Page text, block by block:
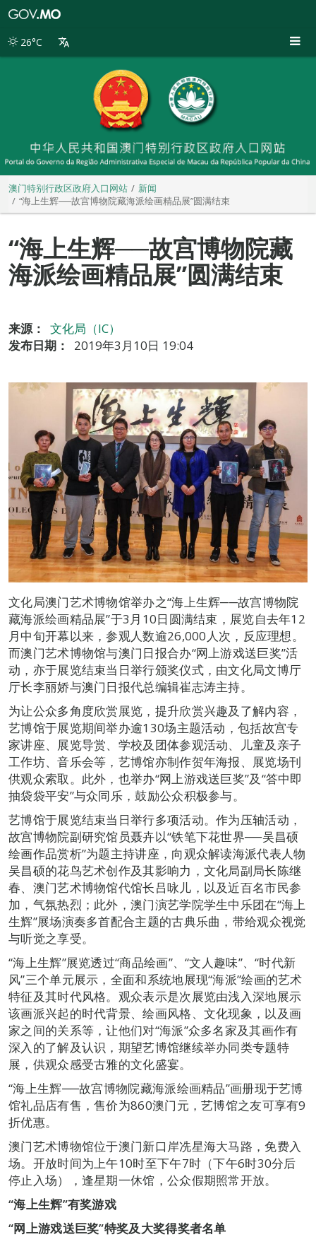
别
26°C
澳门特别行政区政府入口网站
新闻
“海上生辉──故宫博物院藏海派绘画精品展”圆满结束
“海上生辉──故宫博物院藏
海派绘画精品展”圆满结束
来源：
文化局（IC）
发布日期：
2019年3月10日 19:04
文化局澳门艺术博物馆举办之“海上生辉──故宫博物院
藏海派绘画精品展”于3月10日圆满结束，展览自去年12
月中旬开幕以来，参观人数逾26,000人次，反应理想。
而澳门艺术博物馆与澳门日报合办“网上游戏送巨奖”活
动，亦于展览结束当日举行颁奖仪式，由文化局文博厅
厅长李丽娇与澳门日报代总编辑崔志涛主持。
为让公众多角度欣赏展览，提升欣赏兴趣及了解内容，
艺博馆于展览期间举办逾130场主题活动，包括故宫专
家讲座、展览导赏、学校及团体参观活动、儿童及亲子
工作坊、音乐会等，艺博馆亦制作贺年海报、展览场刊
供观众索取。此外，也举办“网上游戏送巨奖”及“答中即
抽袋袋平安”与众同乐，鼓励公众积极参与。
艺博馆于展览结束当日举行多项活动。作为压轴活动，
故宫博物院副研究馆员聂卉以“铁笔下花世界──吴昌硕
绘画作品赏析”为题主持讲座，向观众解读海派代表人物
吴昌硕的花鸟艺术创作及其影响力，文化局副局长陈继
春、澳门艺术博物馆代馆长吕咏儿，以及近百名市民参
加，气氛热烈；此外，澳门演艺学院学生中乐团在“海上
生辉”展场演奏多首配合主题的古典乐曲，带给观众视觉
与听觉之享受。
“海上生辉”展览透过“商品绘画”、“文人趣味”、“时代新
风”三个单元展示，全面和系统地展现“海派”绘画的艺术
特征及其时代风格。观众表示是次展览由浅入深地展示
该画派兴起的时代背景、绘画风格、文化现象，以及画
家之间的关系等，让他们对“海派”众多名家及其画作有
深入的了解及认识，期望艺博馆继续举办同类专题特
展，供观众感受古雅的文化盛宴。
“海上生辉──故宫博物院藏海派绘画精品”画册现于艺博
馆礼品店有售，售价为860澳门元，艺博馆之友可享有9
折优惠。
澳门艺术博物馆位于澳门新口岸冼星海大马路，免费入
场。开放时间为上午10时至下午7时（下午6时30分后
停止入场），逢星期一休馆，公众假期照常开放。
“海上生辉”有奖游戏
“网上游戏送巨奖”特奖及大奖得奖者名单